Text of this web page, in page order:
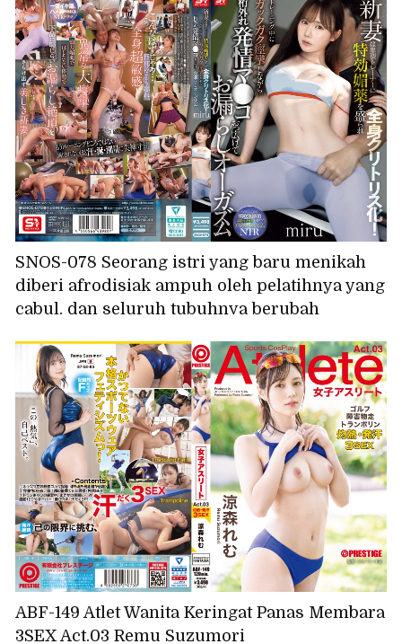
SNOS-078 Seorang istri yang baru menikah
diberi afrodisiak ampuh oleh pelatihnya yang
cabul, dan seluruh tubuhnya berubah
kejang-kejang hebat, vaginanya terbuka lebar,
dan dia mengalami orgasme sambil buang air
kecil. Miru
ABF-149 Atlet Wanita Keringat Panas Membara
3SEX Act.03 Remu Suzumori